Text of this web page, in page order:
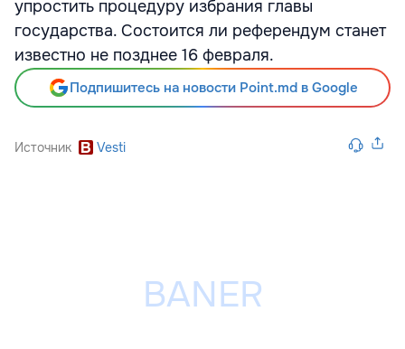
упростить процедуру избрания главы
государства. Состоится ли референдум станет
известно не позднее 16 февраля.
Подпишитесь на новости Point.md в Google
Источник Vesti